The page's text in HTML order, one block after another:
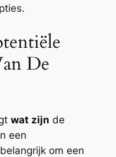
De
wat zijn de
een
om een